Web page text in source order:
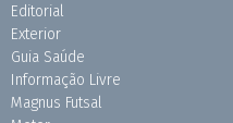
Editorial
Exterior
Guia Saúde
Informação Livre
Magnus Futsal